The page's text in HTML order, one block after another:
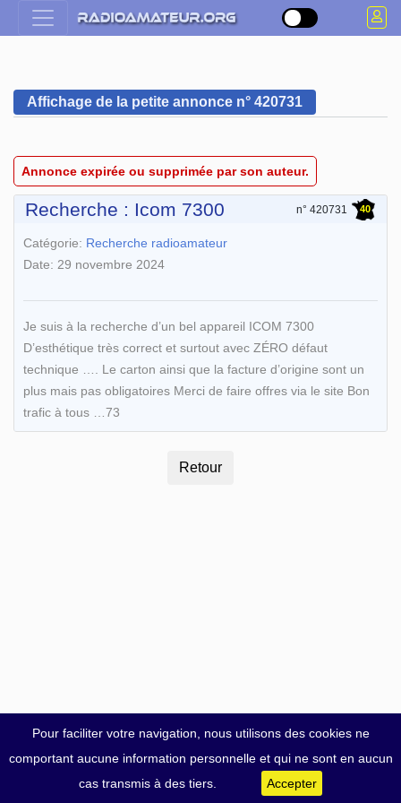
Pour faciliter votre navigation, nous utilisons des cookies ne
comportant aucune information personnelle et qui ne sont en aucun
cas transmis à des tiers.
Accepter
Affichage de la petite annonce n° 420731
Annonce expirée ou supprimée par son auteur.
Recherche : Icom 7300 n° 420731 40
Catégorie: Recherche radioamateur
Date: 29 novembre 2024
Je suis à la recherche d’un bel appareil ICOM 7300
D’esthétique très correct et surtout avec ZÉRO défaut
technique …. Le carton ainsi que la facture d’origine sont un
plus mais pas obligatoires Merci de faire offres via le site Bon
trafic à tous …73